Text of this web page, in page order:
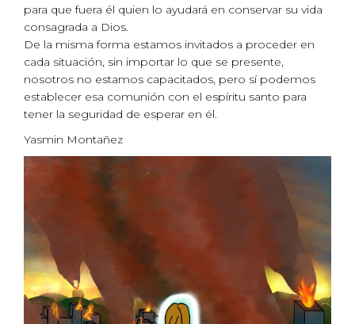
para que fuera él quien lo ayudará en conservar su vida
consagrada a Dios.
De la misma forma estamos invitados a proceder en
cada situación, sin importar lo que se presente,
nosotros no estamos capacitados, pero sí podemos
establecer esa comunión con el espíritu santo para
tener la seguridad de esperar en él.
Yasmin Montañez